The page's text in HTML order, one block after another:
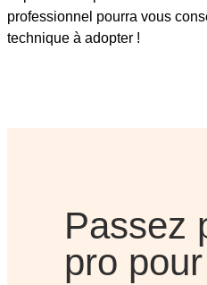
professionnel pourra vous
technique à adopter !
Passez
pro